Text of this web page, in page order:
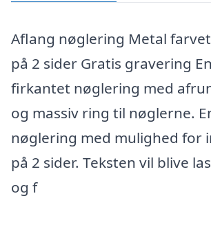
Aflang nøglering Metal
på 2 sider Gratis gravering
firkantet nøglering med
og massiv ring til nøglerne.
nøglering med mulighed for
på 2 sider. Teksten vil blive
og f